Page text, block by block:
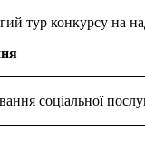
тур конкурсу на
соціальної